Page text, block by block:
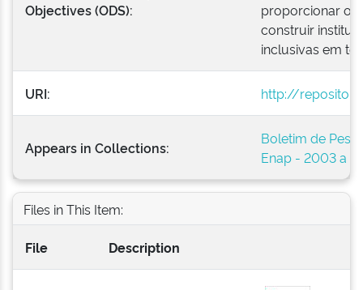
Objectives (ODS):
proporcionar o
construir
inclusivas em
URI: http://
Appears in Collections:
Boletim de
Enap - 2003 a
Files in This Item:
File Description